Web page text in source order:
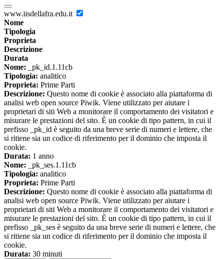
www.iisdellafra.edu.it
Nome
Tipologia
Proprieta
Descrizione
Durata
Nome: _pk_id.1.11cb
Tipologia: analitico
Proprieta: Prime Parti
Descrizione: Questo nome di cookie è associato alla piattaforma di
analisi web open source Piwik. Viene utilizzato per aiutare i
proprietari di siti Web a monitorare il comportamento dei visitatori e
misurare le prestazioni del sito. È un cookie di tipo pattern, in cui il
prefisso _pk_id è seguito da una breve serie di numeri e lettere, che
si ritiene sia un codice di riferimento per il dominio che imposta il
cookie.
Durata: 1 anno
Nome: _pk_ses.1.11cb
Tipologia: analitico
Proprieta: Prime Parti
Descrizione: Questo nome di cookie è associato alla piattaforma di
analisi web open source Piwik. Viene utilizzato per aiutare i
proprietari di siti Web a monitorare il comportamento dei visitatori e
misurare le prestazioni del sito. È un cookie di tipo pattern, in cui il
prefisso _pk_ses è seguito da una breve serie di numeri e lettere, che
si ritiene sia un codice di riferimento per il dominio che imposta il
cookie.
Durata: 30 minuti